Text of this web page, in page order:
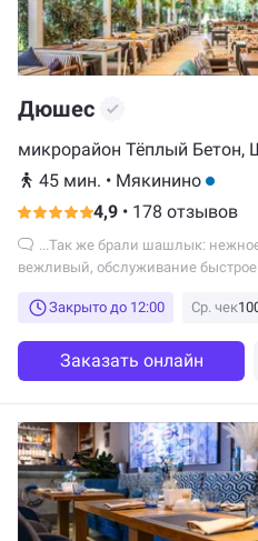
Дюшес
микрорайон Тёплый Бетон,
Красногорск
45 мин. • Мякинино
4,9 • 178 отзывов
вежливый, обслуживание быстрое.
Закрыто до 12:00 Ср. чек
Заказать онлайн